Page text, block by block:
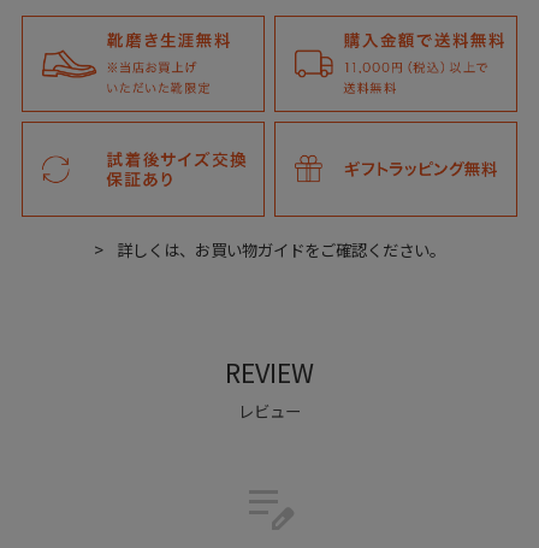
詳しくは、お買い物ガイドをご確認ください。
REVIEW
レビュー
edit_note